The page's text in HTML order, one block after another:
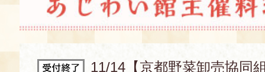
EN 中文
11/14【京都野菜卸売協